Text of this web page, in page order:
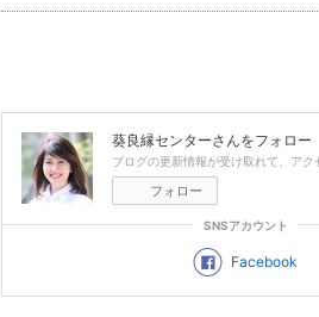
葵良縁センターさんをフォロー
ブログの更新情報が受け取れて、アク
フォロー
SNSアカウント
Facebook